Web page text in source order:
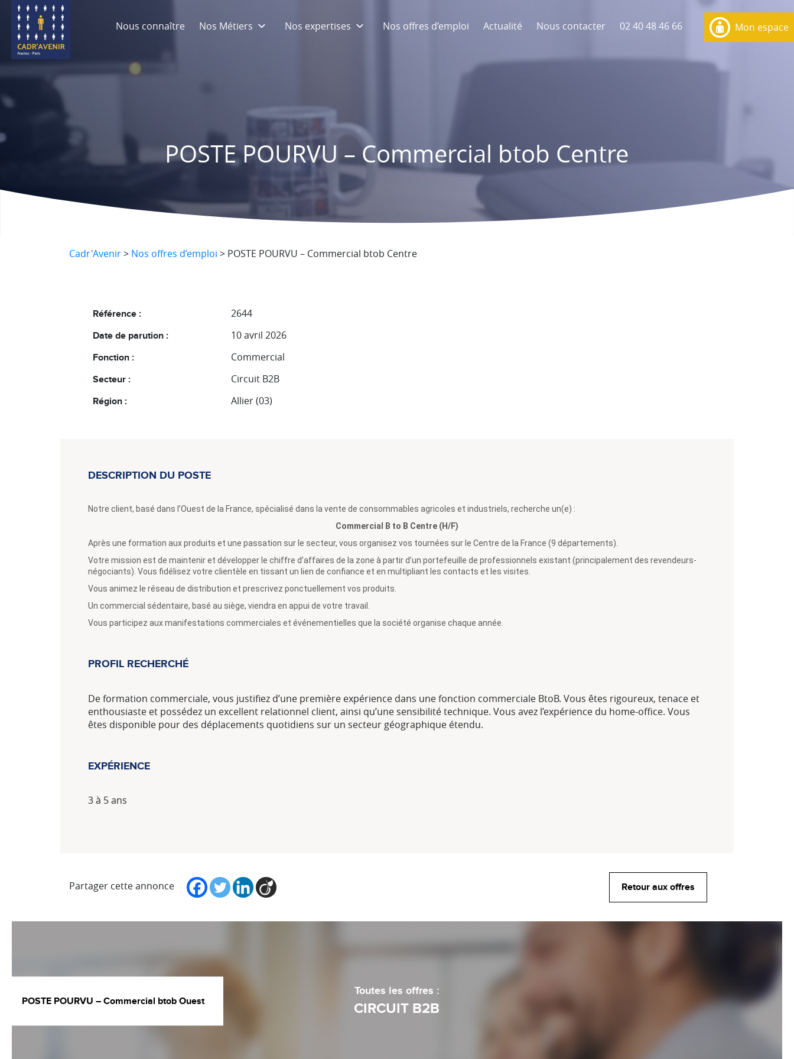
Nous connaître Nos Métiers Nos expertises Nos offres d’emploi Actualité Nous contacter 02 40 48 46 66
POSTE POURVU – Commercial btob Centre
Mon espace
Cadr'Avenir> Nos offres d’emploi > POSTE POURVU – Commercial btob Centre
Référence : 2644
Date de parution : 10 avril 2026
Fonction : Commercial
Secteur : Circuit B2B
Région : Allier (03)
DESCRIPTION DU POSTE
Notre client, basé dans l’Ouest de la France, spécialisé dans la vente de consommables agricoles et industriels, recherche un(e) :
Commercial B to B Centre (H/F)
Après une formation aux produits et une passation sur le secteur, vous organisez vos tournées sur le Centre de la France (9 départements).
Votre mission est de maintenir et développer le chiffre d’affaires de la zone à partir d’un portefeuille de professionnels existant (principalement des revendeurs-
négociants). Vous fidélisez votre clientèle en tissant un lien de confiance et en multipliant les contacts et les visites.
Vous animez le réseau de distribution et prescrivez ponctuellement vos produits.
Un commercial sédentaire, basé au siège, viendra en appui de votre travail.
Vous participez aux manifestations commerciales et événementielles que la société organise chaque année.
PROFIL RECHERCHÉ
De formation commerciale, vous justifiez d’une première expérience dans une fonction commerciale BtoB. Vous êtes rigoureux, tenace et
enthousiaste et possédez un excellent relationnel client, ainsi qu’une sensibilité technique. Vous avez l’expérience du home-office. Vous
êtes disponible pour des déplacements quotidiens sur un secteur géographique étendu.
EXPÉRIENCE
3 à 5 ans
Partager cette annonce Retour aux offres
POSTE POURVU – Commercial btob Ouest
Toutes les offres :
CIRCUIT B2B